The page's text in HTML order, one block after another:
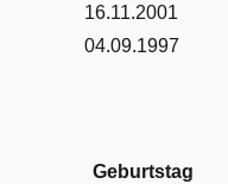
16.11.2001
04.09.1997
Geburtstag